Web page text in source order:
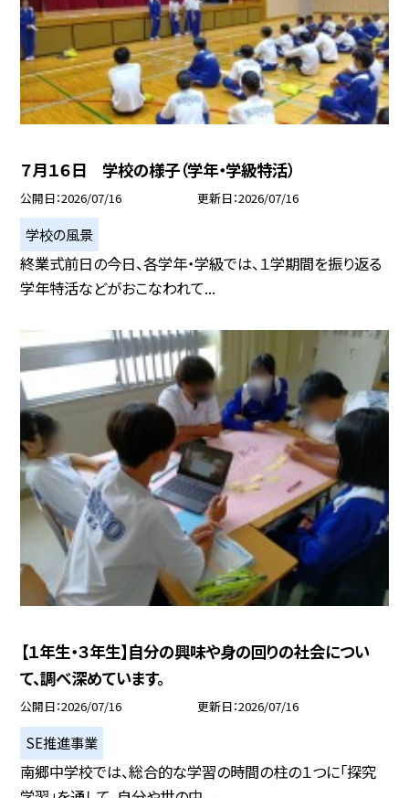
７月１６日 学校の様子（学年・学級特活）
公開日 2026/07/16 更新日 2026/07/16
学校の風景
終業式前日の今日、各学年・学級では、１学期間を振り返る
学年特活などがおこなわれて...
【１年生・３年生】自分の興味や身の回りの社会につい
て、調べ深めています。
公開日 2026/07/16 更新日 2026/07/16
SE推進事業
南郷中学校では、総合的な学習の時間の柱の１つに「探究